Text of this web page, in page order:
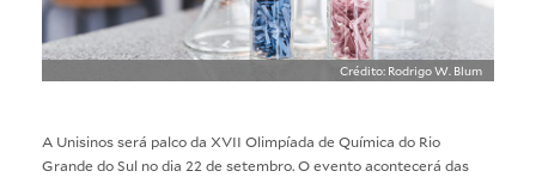
Crédito: Rodrigo W. Blum
A Unisinos será palco da XVII Olimpíada de Química do Rio
Grande do Sul no dia 22 de setembro. O evento acontecerá das